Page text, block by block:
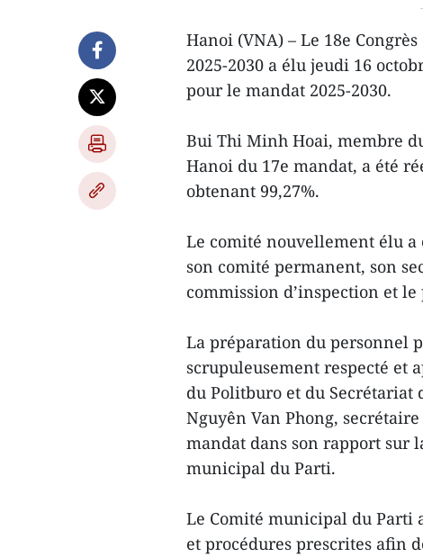
Hanoi (VNA) – Le 18e
2025-2030 a élu jeudi 16
pour le mandat 2025-2030.
Bui Thi Minh Hoai, membre
Hanoi du 17e mandat, a été
obtenant 99,27%.
Le comité nouvellement élu
son comité permanent, son
commission d’inspection et
La préparation du personnel
scrupuleusement respecté et
du Politburo et du
Nguyên Van Phong,
mandat dans son rapport sur
municipal du Parti.
Le Comité municipal du Parti
et procédures prescrites afin